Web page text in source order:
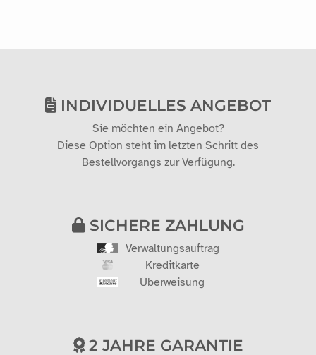
INDIVIDUELLES ANGEBOT
Sie möchten ein Angebot?
Diese Option steht im letzten Schritt des
Bestellvorgangs zur Verfügung.
SICHERE ZAHLUNG
Verwaltungsauftrag
Kreditkarte
Überweisung
2 JAHRE GARANTIE